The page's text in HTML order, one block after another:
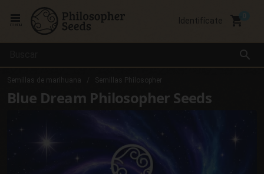
search
Identifícate local_grocery_store
Semillas de marihuana Semillas Philosopher
Blue Dream Philosopher Seeds